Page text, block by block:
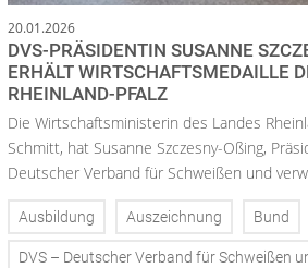
20.01.2026
DVS-PRÄSIDENTIN SUSANNE
RHÄLT WIRTSCHAFTSMEDAILLE
HEINLAND-PFALZ
Die Wirtschaftsministerin des Landes
Schmitt, hat Susanne Szczesny-Oßing,
Deutscher Verband für Schweißen und
Ausbildung Auszeichnung Bund
DVS – Deutscher Verband für Schweißen